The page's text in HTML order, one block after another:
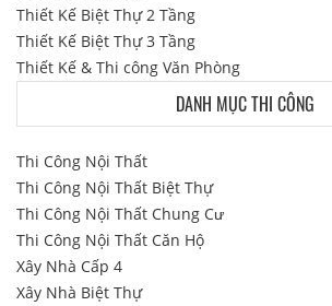
Thiết Kế Biệt Thự 2 Tầng
Thiết Kế Biệt Thự 3 Tầng
Thiết Kế & Thi công Văn Phòng
DANH MỤC THI CÔNG
Thi Công Nội Thất
Thi Công Nội Thất Biệt Thự
Thi Công Nội Thất Chung Cư
Thi Công Nội Thất Căn Hộ
Xây Nhà Cấp 4
Xây Nhà Biệt Thự